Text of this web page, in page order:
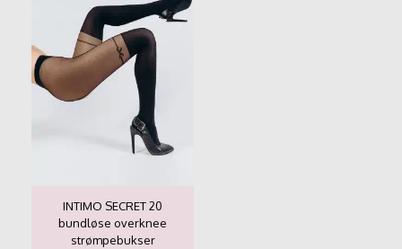
INTIMO SECRET 20
bundløse overknee
strømpebukser